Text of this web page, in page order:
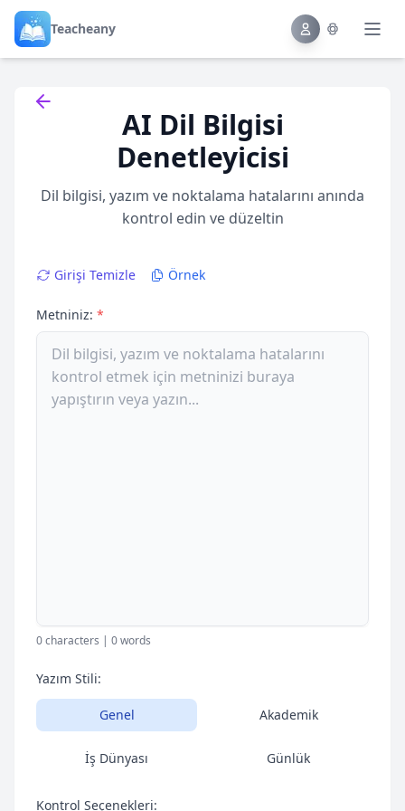
Teacheany
Back to tools AI Dil Bilgisi
Denetleyicisi
Dil bilgisi, yazım ve noktalama hatalarını anında
kontrol edin ve düzeltin
Girişi Temizle Örnek
Metniniz: *
0 characters | 0 words
Yazım Stili:
Genel Akademik
İş Dünyası Günlük
Kontrol Seçenekleri: